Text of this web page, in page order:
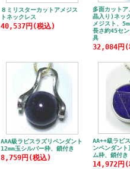
８ミリスターカットアメジス
トネックレス
40,537円(税込)
多面カット
晶入り)ネッ
メジスト、
長さ約45セ
具
32,084円(
AAA級ラピスラズリペンダント
12mm玉シルバー枠、鎖付き
8,759円(税込)
AA++級ラピ
ンペンダント
ム枠、鎖付き
14,972円